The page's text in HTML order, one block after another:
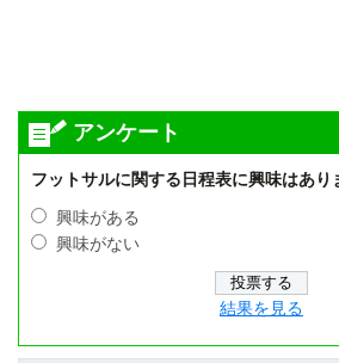
アンケート
フットサルに関する日程表に興味はあり
興味がある
興味がない
結果を見る